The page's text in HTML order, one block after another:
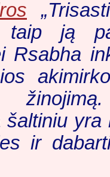
taip ją
Rsabha
šaltiniu
ir